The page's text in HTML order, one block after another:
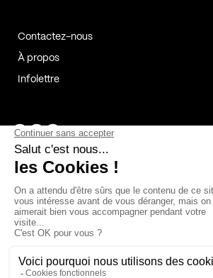
Contactez-nous
À propos
Infolettre
Page Facebook de Kollectif
Page Instagram de Kollectif
Page Linkedin de Kollectif
Bâtiment-Durable-Québec-1
Esquisses-1
MP-1 v2com-1